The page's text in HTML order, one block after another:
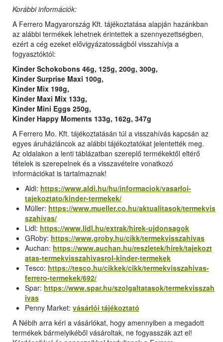
Korábbi információk:
A Ferrero Magyarország Kft. tájékoztatása alapján hazánkban
az alábbi termékek lehetnek érintettek a szennyezettségben,
ezért a cég ezeket elővigyázatosságból visszahívja a
fogyasztóktól:
Kinder Schokobons 46g, 125g, 200g, 300g,
Kinder Surprise Maxi 100g,
Kinder Mix 198g,
Kinder Maxi Mix 133g,
Kinder Mini Eggs 250g,
Kinder Happy Moments 133g, 162g, 347g
A Ferrero Mo. Kft. tájékoztatásán túl a visszahívás kapcsán az
egyes áruházláncok az alábbi tájékoztatókat jelentették meg.
Az oldalakon a lenti táblázatban szereplő termékektől eltérő
tételek is szerepelnek és a visszavételre vonatkozó
információkat is tartalmaznak!
Aldi: https://www.aldi.hu/hu/informaciok/vasarloi-
tajekoztato/kinder-termekek/
Müller: https://www.mueller.co.hu/aktualitasok/termekvis
szahivas/
Lidl: https://www.lidl.hu/extrak/hirek-ujdonsagok
GRoby: https://www.groby.hu/cikk/termekvisszahivas
Auchan: https://www.auchan.hu/reszletek/hirek/tajekozt
atas-termekvisszahivasrol-kinder-termekek
Tesco: https://tesco.hu/cikkek/cikk/termekvisszahivas-
ferrero-termekek/692/
Spar: https://www.spar.hu/szolgaltatasok/termekvisszah
ivas
Penny Market: vásárlói tájékoztató
A Nébih arra kéri a vásárlókat, hogy amennyiben a megadott
termékek bármelyikéből vásároltak, ne fogyasszák azt el!